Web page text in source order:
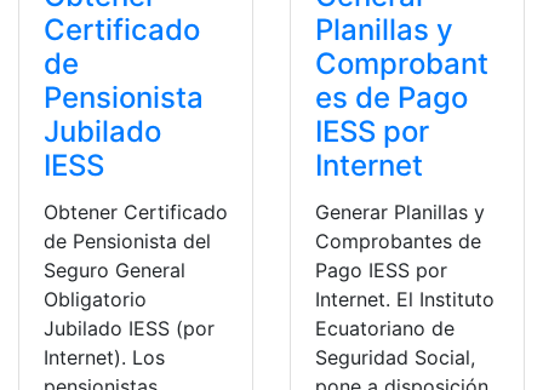
Certificado
de
Pensionista
Jubilado
IESS
Obtener Certificado
de Pensionista del
Seguro General
Obligatorio
Jubilado IESS (por
Internet). Los
Planillas y
Comprobant
es de Pago
IESS por
Internet
Generar Planillas y
Comprobantes de
Pago IESS por
Internet. El Instituto
Ecuatoriano de
Seguridad Social,